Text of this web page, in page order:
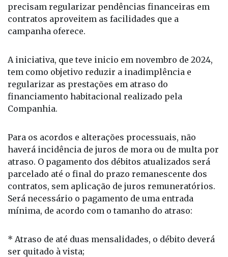
precisam regularizar pendências financeiras em
contratos aproveitem as facilidades que a
campanha oferece.
A iniciativa, que teve inicio em novembro de 2024,
tem como objetivo reduzir a inadimplência e
regularizar as prestações em atraso do
financiamento habitacional realizado pela
Companhia.
Para os acordos e alterações processuais, não
haverá incidência de juros de mora ou de multa por
atraso. O pagamento dos débitos atualizados será
parcelado até o final do prazo remanescente dos
contratos, sem aplicação de juros remuneratórios.
Será necessário o pagamento de uma entrada
mínima, de acordo com o tamanho do atraso:
* Atraso de até duas mensalidades, o débito deverá
ser quitado à vista;